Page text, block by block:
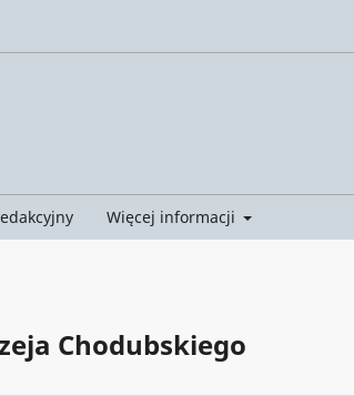
Więcej informacji
Chodubskiego